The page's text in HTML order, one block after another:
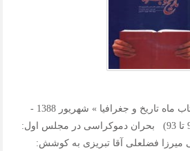
ناقد: ططری،علی؛ مجله: کتاب ماه تاریخ و جغرافیا » شهریور 1388 -
شماره 136 (4 صفحه - از 90 تا 93) بحران دموکراسی در مجلس اول:
فضلعلی آقا تبریزی به کوشش: